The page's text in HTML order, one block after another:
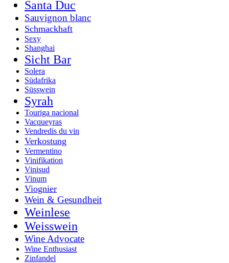
Santa Duc
Sauvignon blanc
Schmackhaft
Sexy
Shanghai
Sicht Bar
Solera
Südafrika
Süsswein
Syrah
Touriga nacional
Vacqueyras
Vendredis du vin
Verkostung
Vermentino
Vinifikation
Vinisud
Vinum
Viognier
Wein & Gesundheit
Weinlese
Weisswein
Wine Advocate
Wine Enthusiast
Zinfandel